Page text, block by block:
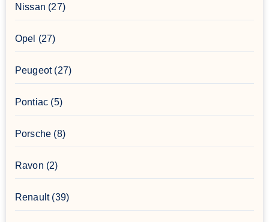
Nissan (27)
Opel (27)
Peugeot(27)
Pontiac (5)
Porsche (8)
Ravon (2)
Renault(39)